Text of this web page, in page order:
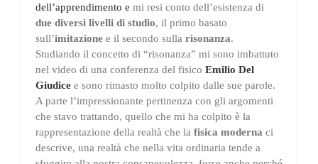
dell’apprendimento e mi resi conto dell’esistenza di
due diversi livelli di studio, il primo basato
sull’imitazione e il secondo sulla risonanza.
Studiando il concetto di “risonanza” mi sono imbattuto
nel video di una conferenza del fisico Emilio Del
Giudice e sono rimasto molto colpito dalle sue parole.
A parte l’impressionante pertinenza con gli argomenti
che stavo trattando, quello che mi ha colpito è la
rappresentazione della realtà che la fisica moderna ci
descrive, una realtà che nella vita ordinaria tende a